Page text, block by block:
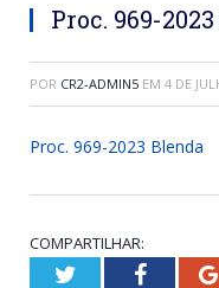
Proc. 969-
POR CR2-ADMIN5 EM 4 DE
Proc. 969-2023 Blenda
COMPARTILHAR:
Twitter